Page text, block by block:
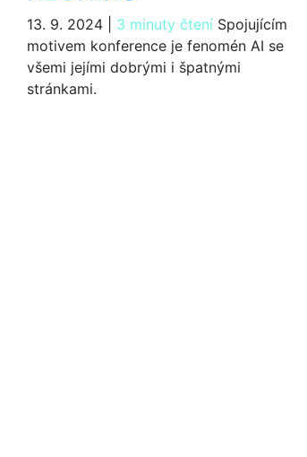
13. 9. 2024 3 minuty čteníSpojujícím
motivem konference je fenomén AI se
všemi jejími dobrými i špatnými
stránkami.